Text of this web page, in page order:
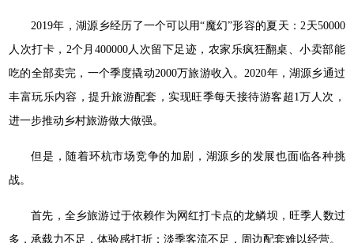
2019年，湖源乡经历了一个可以用“魔幻”形容的夏天：2天50000
人次打卡，2个月400000人次留下足迹，农家乐疯狂翻桌、小卖部能
吃的全部卖完，一个季度撬动2000万旅游收入。2020年，湖源乡通过
丰富玩乐内容，提升旅游配套，实现旺季每天接待游客超1万人次，
进一步推动乡村旅游做大做强。
但是，随着环杭市场竞争的加剧，湖源乡的发展也面临各种挑
战。
首先，全乡旅游过于依赖作为网红打卡点的龙鳞坝，旺季人数过
多，承载力不足，体验感打折；淡季客流不足，周边配套难以经营。